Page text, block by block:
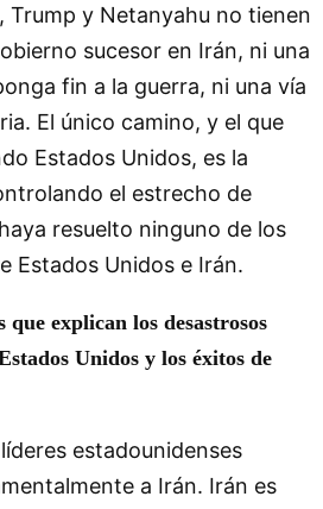
Trump y Netanyahu no tienen
sucesor en Irán, ni una
fin a la guerra, ni una vía
El único camino, y el que
Estados Unidos, es la
el estrecho de
resuelto ninguno de los
Estados Unidos e Irán.
explican los desastrosos
Unidos y los éxitos de
estadounidenses
a Irán. Irán es